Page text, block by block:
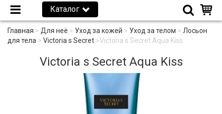
Каталог
Главная > Для неё > Уход за кожей > Уход за телом > Лосьон
для тела > Victoria s Secret >Victoria s Secret Aqua Kiss
Victoria s Secret Aqua Kiss